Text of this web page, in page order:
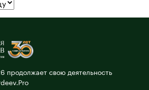
продолжает свою деятельность